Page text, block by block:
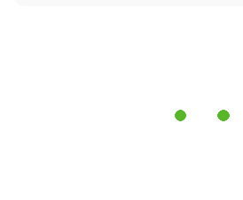
екологічно чистий та безпечний;